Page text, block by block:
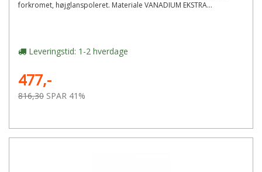
forkromet, højglanspoleret. Materiale VANADIUM EKSTRA...
Leveringstid: 1-2 hverdage
477,-
816,30 SPAR 41%